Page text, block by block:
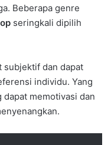
Beberapa genre
seringkali dipilih
subjektif dan dapat
individu. Yang
memotivasi dan